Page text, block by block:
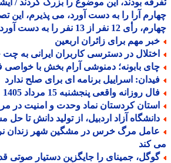
بودند، این موضوع را بزرگ کردند / ایشان
آرا را به دست آورد، می پذیرم، این
نفر از 13 نفر را به دست آورد؛ ای�
مهم برای زائران اربعین
در دسترسی کاربران ایرانی به چت
بابونه؛ دمنوشی آرام بخش با خواصی
اسراییل برنامه ای برای صلح ندارد
روزانه واقعی پنجشنبه 15 مرداد 1405
کردستان نماد وحدت و امنیت در
آزاد اردبیل، از تولید دانش تا حل
مرگ خرس در مشگین شهر زندان
کند
جمینای را جایگزین دستیار صوتی